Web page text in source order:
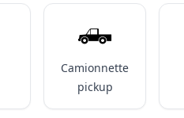
🛻
Camionnette
pickup